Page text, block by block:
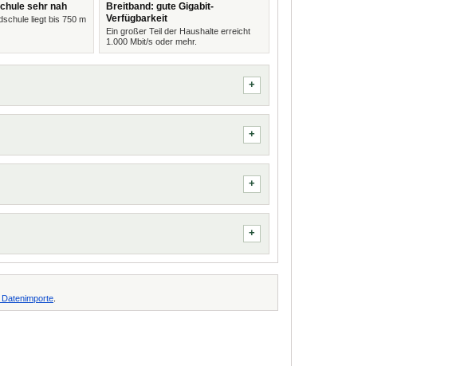
sehr nah
liegt bis 750 m
Breitband: gute Gigabit-
Verfügbarkeit
Ein großer Teil der Haushalte erreicht
1.000 Mbit/s oder mehr.